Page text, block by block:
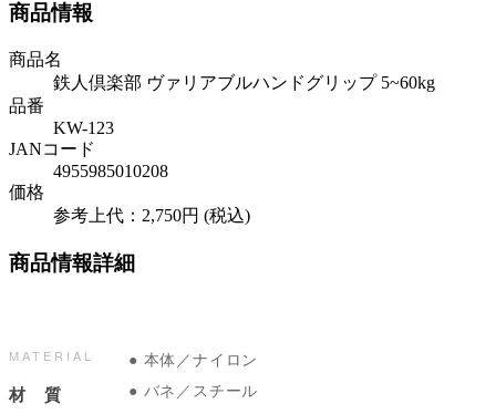
商品情報
商品名
鉄人倶楽部 ヴァリアブルハンドグリップ 5~60kg
品番
KW-123
JANコード
4955985010208
価格
参考上代：2,750円 (税込)
商品情報詳細
MATERIAL
材 質
● 本体／ナイロン
● バネ／スチール